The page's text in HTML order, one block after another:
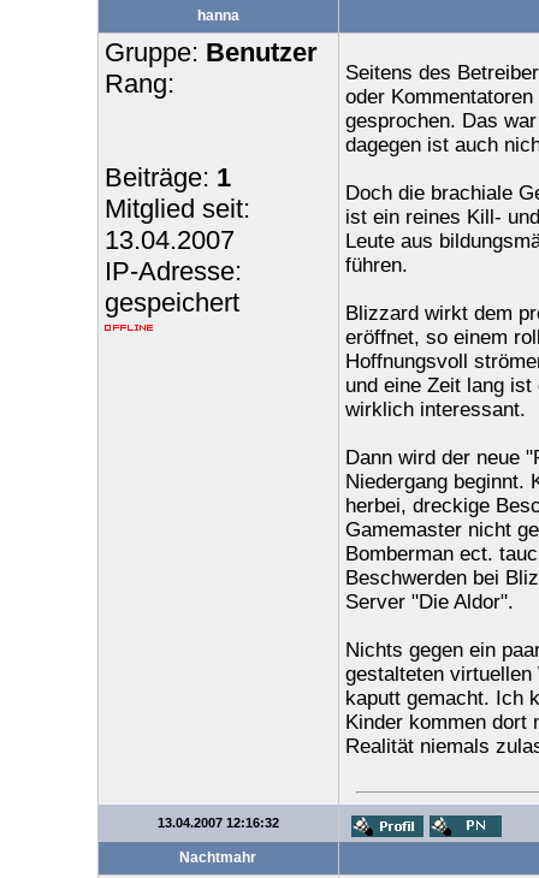
hanna
Gruppe: Benutzer
Rang:
Beiträge: 1
Mitglied seit:
13.04.2007
IP-Adresse:
gespeichert
Seitens des
oder
gesprochen. Das
dagegen ist auch
Doch die brachiale
ist ein reines Kill-
Leute aus
führen.
Blizzard wirkt dem
eröffnet, so einem
Hoffnungsvoll
und eine Zeit lang
wirklich interessant.
Dann wird der neue
Niedergang beginnt.
herbei, dreckige
Gamemaster nicht
Bomberman ect.
Beschwerden bei
Server "Die Aldor".
Nichts gegen ein
gestalteten
kaputt gemacht. Ich
Kinder kommen dort
Realität niemals
13.04.2007 12:16:32
Nachtmahr